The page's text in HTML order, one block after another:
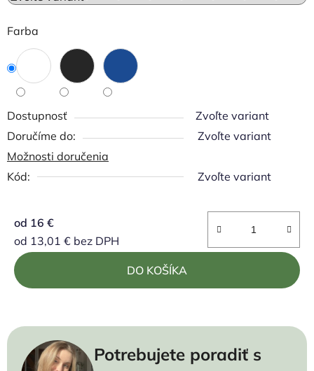
Farba
Dostupnosť
Zvoľte variant
Zvoľte variant
Možnosti doručenia
Kód:
Zvoľte variant
od 16 €
od 13,01 € bez DPH
Jednotková cena:
DO KOŠÍKA
Potrebujete poradiť s